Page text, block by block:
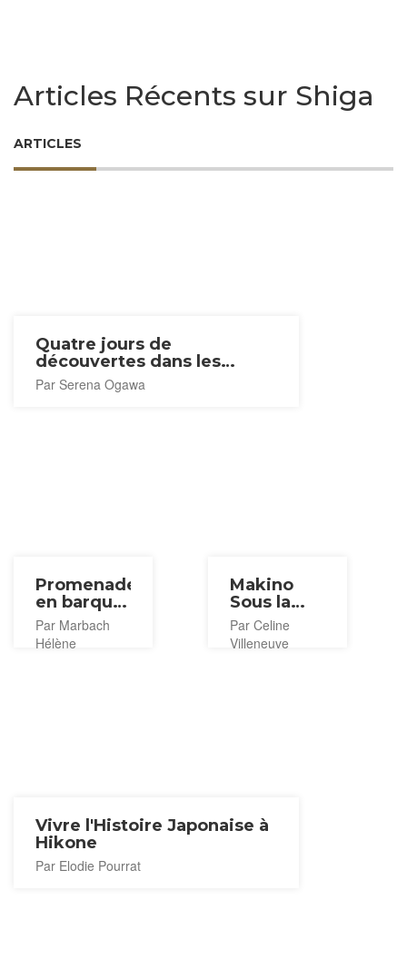
Articles Récents sur Shiga
ARTICLES
Quatre jours de
découvertes dans les
préfectures de Fukui et
Shiga (du Sud vers le Nord)
Par Serena Ogawa
Promenade
en barque
à
Hachimanbori
Par Marbach
Hélène
Makino
Sous la
Neige
Par Celine
Villeneuve
Vivre l'Histoire Japonaise à
Hikone
Par Elodie Pourrat